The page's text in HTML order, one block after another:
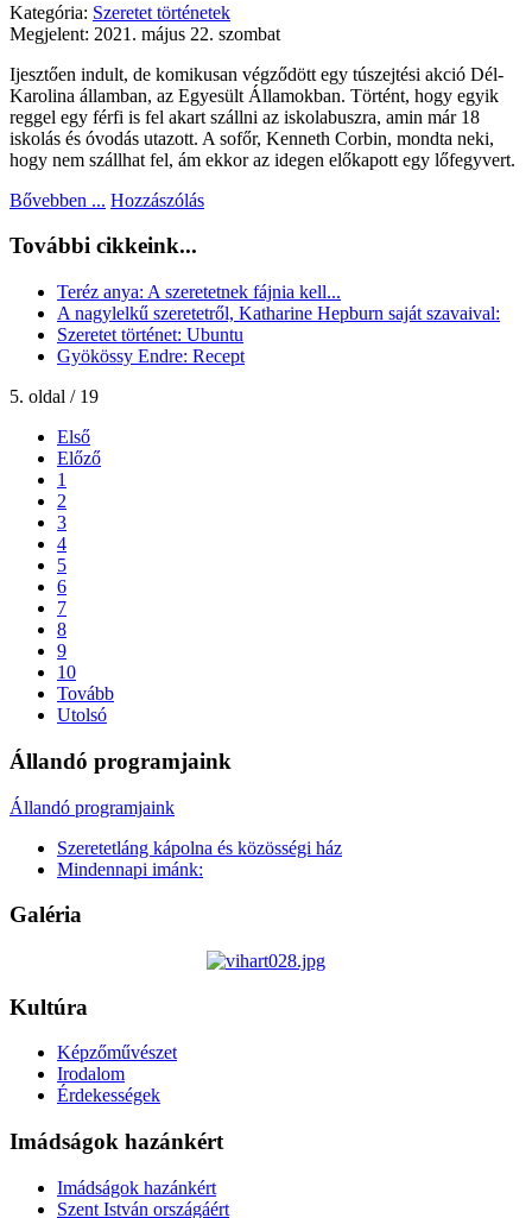
Kategória: Szeretet történetek
Megjelent: 2021. május 22. szombat
Ijesztően indult, de komikusan végződött egy túszejtési akció Dél-
Karolina államban, az Egyesült Államokban. Történt, hogy egyik
reggel egy férfi is fel akart szállni az iskolabuszra, amin már 18
iskolás és óvodás utazott. A sofőr, Kenneth Corbin, mondta neki,
hogy nem szállhat fel, ám ekkor az idegen előkapott egy lőfegyvert.
Bővebben ... Hozzászólás
További cikkeink...
Teréz anya: A szeretetnek fájnia kell...
A nagylelkű szeretetről, Katharine Hepburn saját szavaival:
Szeretet történet: Ubuntu
Gyökössy Endre: Recept
5. oldal / 19
Első
Előző
1
2
3
4
5
6
7
8
9
10
Tovább
Utolsó
Állandó programjaink
Állandó programjaink
Szeretetláng kápolna és közösségi ház
Mindennapi imánk:
Galéria
Kultúra
Képzőművészet
Irodalom
Érdekességek
Imádságok hazánkért
Imádságok hazánkért
Szent István országáért